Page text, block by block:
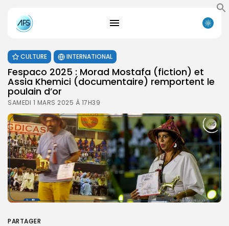
CULTURE INTERNATIONAL
Fespaco 2025 : Morad Mostafa (fiction) et
Assia Khemici (documentaire) remportent le
poulain d’or
SAMEDI 1 MARS 2025 À 17H39
PARTAGER